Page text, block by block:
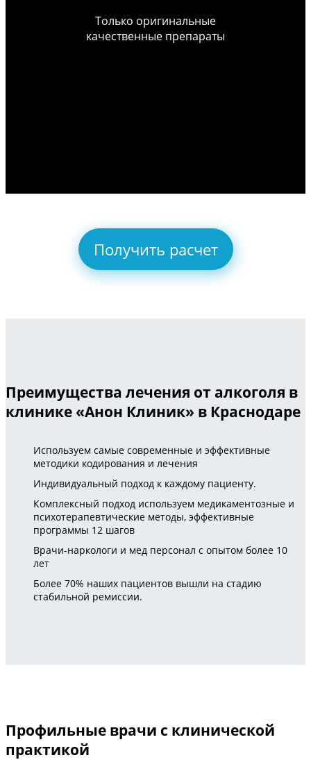
Только оригинальные
качественные препараты
Получить расчет
Преимущества лечения от алкоголя в
клинике «Анон Клиник» в Краснодаре
Используем самые современные и эффективные
методики кодирования и лечения
Индивидуальный подход к каждому пациенту.
Комплексный подход используем медикаментозные и
психотерапевтические методы, эффективные
программы 12 шагов
Врачи-наркологи и мед персонал с опытом более 10
лет
Более 70% наших пациентов вышли на стадию
стабильной ремиссии.
Профильные врачи с клинической
практикой